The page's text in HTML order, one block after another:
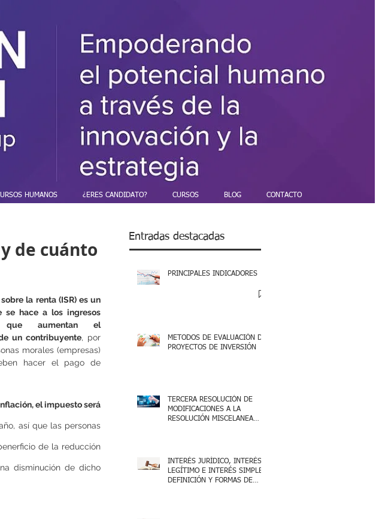
HUMANOS ¿ERES CANDIDATO? CURSOS BLOG CONTACTO
de cuánto
la renta (ISR) es un
se hace a los ingresos
que aumentan el
un contribuyente, por
morales (empresas)
hacer el pago de
el impuesto será
así que las personas
de la reducción
disminución de dicho
Entradas destacadas
PRINCIPALES INDICADORES
METODOS DE EVALUACIÓN DE
PROYECTOS DE INVERSIÓN
TERCERA RESOLUCIÓN DE
MODIFICACIONES A LA
RESOLUCIÓN MISCELANEA
INTERÉS JURÍDICO, INTERÉS
LEGÍTIMO E INTERÉS SIMPLE,
DEFINICIÓN Y FORMAS DE